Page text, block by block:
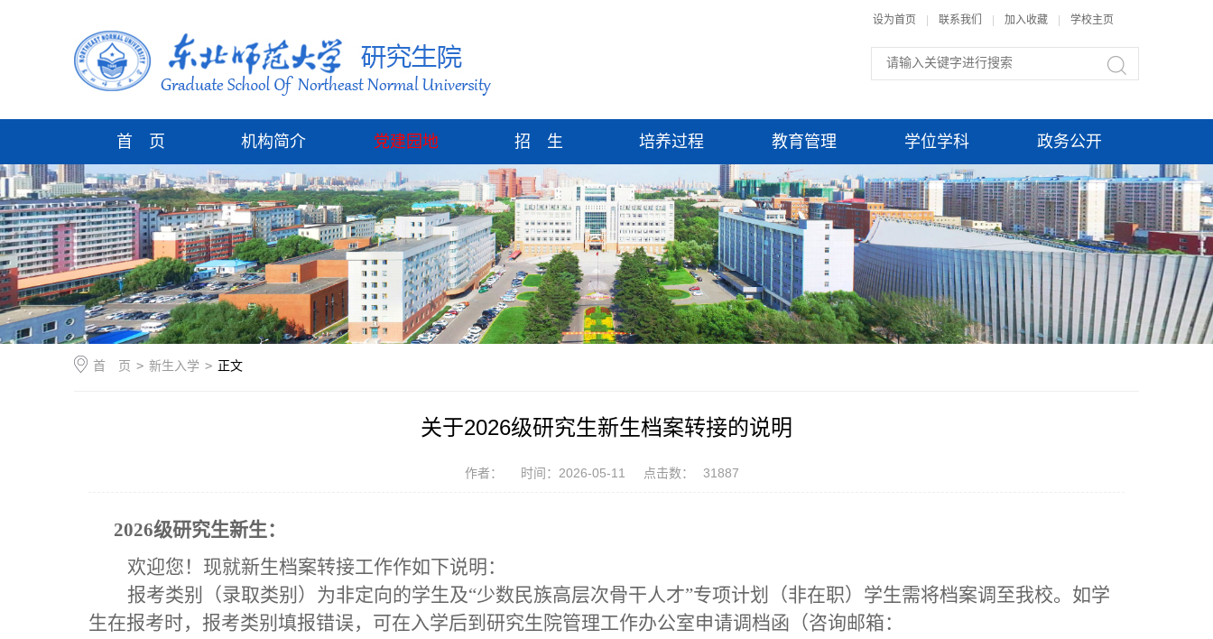
设为首页 联系我们 加入收藏 学校主页
首 页 机构简介 党建园地 招 生 培养过程 教育管理 学位学科 政务公开
首 页 > 新生入学 > 正文
关于2026级研究生新生档案转接的说明
作者： 时间：2026-05-11 点击数： 31887
2026级研究生新生：
欢迎您！现就新生档案转接工作作如下说明：
报考类别（录取类别）为非定向的学生及“少数民族高层次骨干人才”专项计划（非在职）学生需将档案调至我校。如学
生在报考时，报考类别填报错误，可在入学后到研究生院管理工作办公室申请调档函（咨询邮箱：